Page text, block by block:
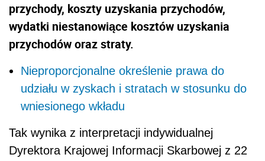
przychody, koszty uzyskania przychodów,
wydatki niestanowiące kosztów uzyskania
przychodów oraz straty.
Nieproporcjonalne określenie prawa do
udziału w zyskach i stratach w stosunku do
wniesionego wkładu
Tak wynika z interpretacji indywidualnej
Dyrektora Krajowej Informacji Skarbowej z 22